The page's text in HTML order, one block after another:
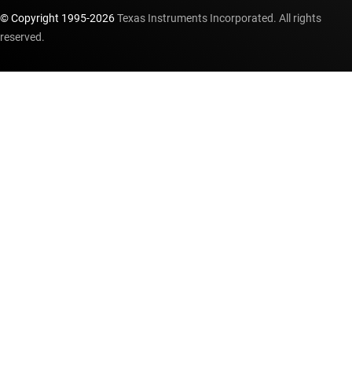
© Copyright 1995-2026Texas Instruments Incorporated. All rights
reserved.